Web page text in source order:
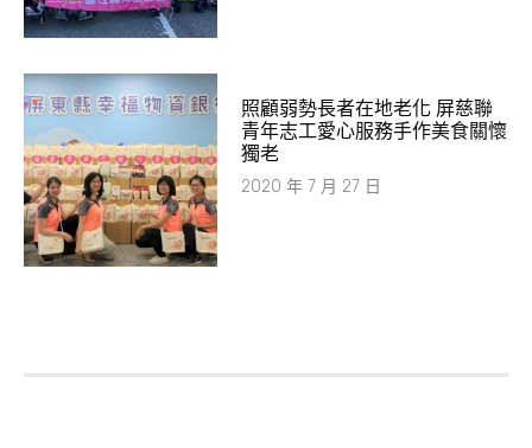
照顧弱勢長者在地老化 屏慈聯
青年志工愛心服務手作美食關懷
獨老
2020 年 7 月 27 日